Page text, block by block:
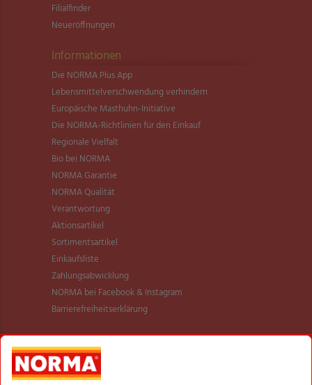
Filialfinder
Neueröffnungen
Informationen
Die NORMA Plus App
Lebensmittel­verschwendung verhindern
Europäische Masthuhn-Initiative
Die NORMA-Richtlinien für den Einkauf
Regionale Vielfalt
Bio bei NORMA
NORMA Garantie
NORMA Qualität
Verantwortung
Aktionsartikel
Sortimentsartikel
Einkaufsliste
Zahlungsabwicklung
NORMA bei Facebook & Instagram
Barrierefreiheitserklärung
Unternehmen
Über NORMA
Historie